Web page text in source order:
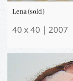
Lena (sold)
40 x 40 | 2007